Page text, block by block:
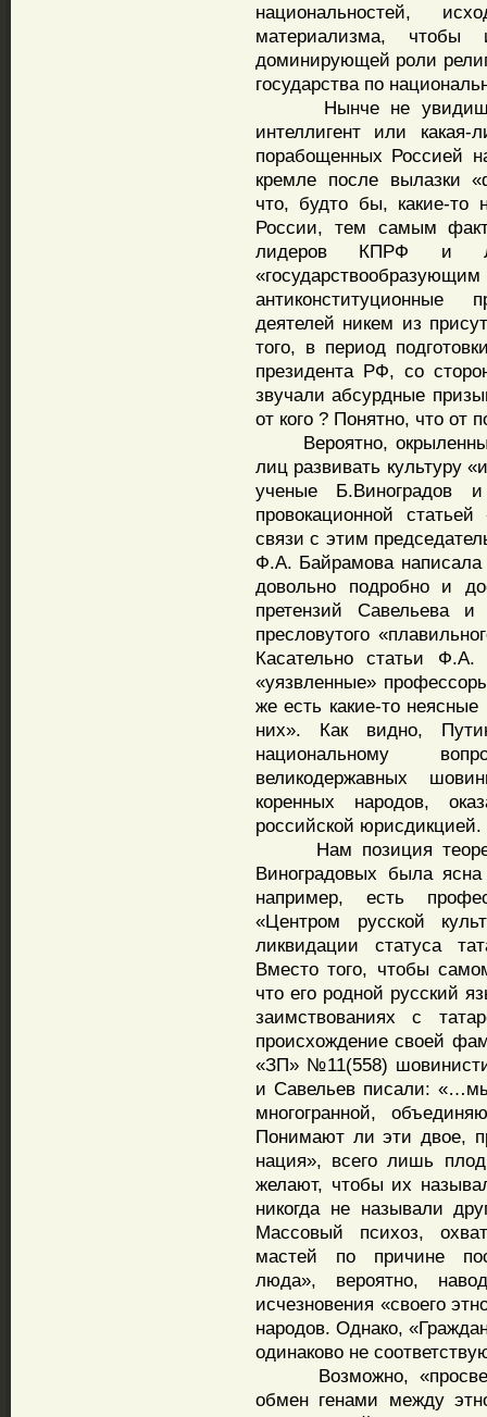
национальностей,
материализма, чтобы
доминирующей роли
государства по
Нынче не увидишь
интеллигент или
порабощенных Россией
кремле после вылазки
что, будто бы, какие-то
России, тем самым
лидеров КПРФ и
антиконституционные
деятелей никем из
того, в период
президента РФ, со
звучали абсурдные
от кого ? Понятно, что от
Вероятно,
лиц развивать культуру
ученые
провокационной
связи с этим
Ф.А. Байрамова написала
довольно подробно и
претензий Савельева и
пресловутого
Касательно статьи
«уязвленные»
же есть какие-то
них». Как видно,
национальному
великодержавных
коренных народов,
российской юрисдикцией.
Нам позиция
Виноградовых была
например, есть
«Центром русской
ликвидации статуса
Вместо того, чтобы
что его родной русский
заимствованиях с
происхождение своей
«ЗП» №11(558)
и Савельев писали:
многогранной,
Понимают ли эти двое,
нация», всего лишь
желают, чтобы их
никогда не называли
Массовый психоз,
мастей по причине
люда», вероятно,
исчезновения «своего
народов. Однако,
одинаково не
Возможно,
обмен генами между